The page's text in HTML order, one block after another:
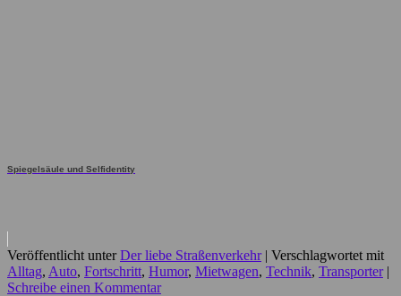
Spiegelsäule und Selfidentity
Veröffentlicht unter Der liebe Straßenverkehr | Verschlagwortet mit
Alltag, Auto, Fortschritt, Humor, Mietwagen, Technik, Transporter |
Schreibe einen Kommentar